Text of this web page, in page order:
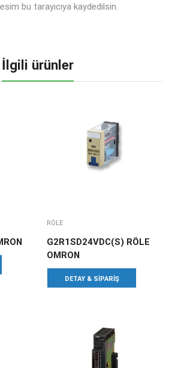
bu tarayıcıya kaydedilsin.
İlgili ürünler
RÖLE
G2R1SD24VDC(S) RÖLE
OMRON
DETAY & SIPARIŞ